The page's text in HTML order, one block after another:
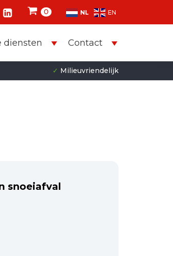
0 NL EN
diensten Contact
✓ Milieuvriendelijk
snoeiafval